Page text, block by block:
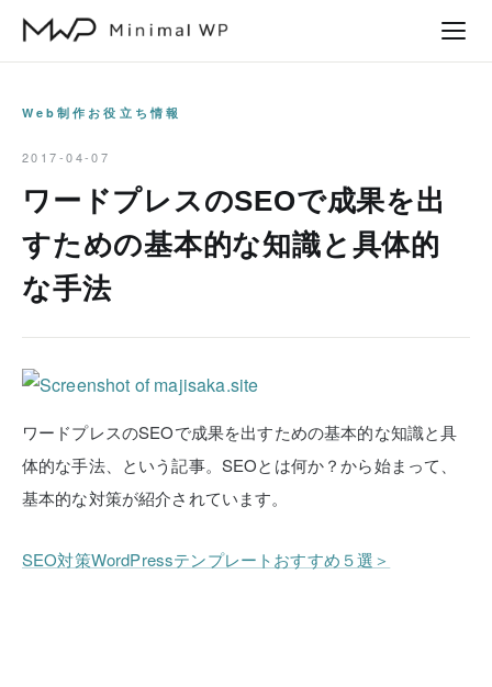
Web制作お役立ち情報
2017-04-07
ワードプレスのSEOで成果を出
すための基本的な知識と具体的
な手法
ワードプレスのSEOで成果を出すための基本的な知識と具
体的な手法、という記事。SEOとは何か？から始まって、
基本的な対策が紹介されています。
SEO対策WordPressテンプレートおすすめ５選＞